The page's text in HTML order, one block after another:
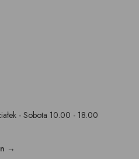
- Sobota 10.00 - 18.00
→